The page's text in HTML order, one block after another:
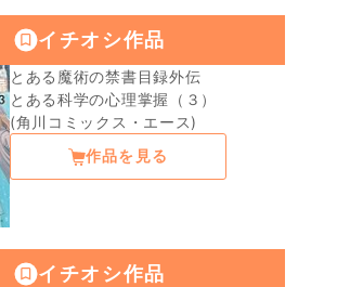
イチオシ作品
とある魔術の禁書目録外伝
とある科学の心理掌握（３）
(角川コミックス・エース)
作品を見る
イチオシ作品